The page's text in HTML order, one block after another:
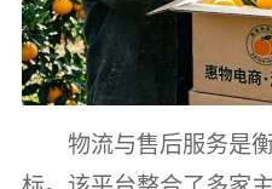
物流与售后服务是